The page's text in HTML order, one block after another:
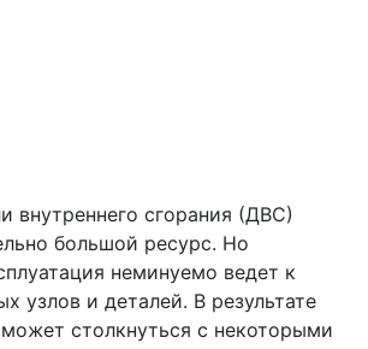
внутреннего сгорания (ДВС)
большой ресурс. Но
неминуемо ведет к
узлов и деталей. В результате
может столкнуться с некоторыми